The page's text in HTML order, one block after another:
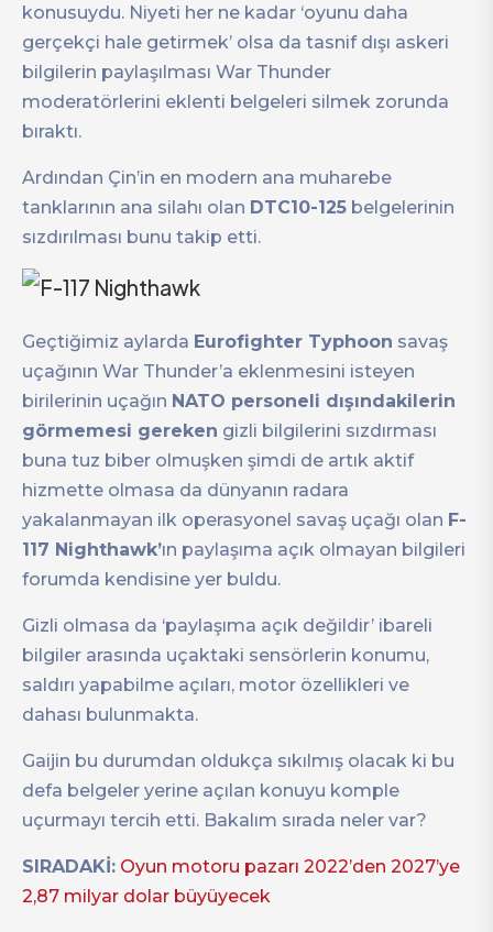
konusuydu. Niyeti her ne kadar ‘oyunu daha
gerçekçi hale getirmek’ olsa da tasnif dışı askeri
bilgilerin paylaşılması War Thunder
moderatörlerini eklenti belgeleri silmek zorunda
bıraktı.
Ardından Çin’in en modern ana muharebe
tanklarının ana silahı olan DTC10-125 belgelerinin
sızdırılması bunu takip etti.
Geçtiğimiz aylarda Eurofighter Typhoon savaş
uçağının War Thunder’a eklenmesini isteyen
birilerinin uçağın NATO personeli dışındakilerin
görmemesi gereken gizli bilgilerini sızdırması
buna tuz biber olmuşken şimdi de artık aktif
hizmette olmasa da dünyanın radara
yakalanmayan ilk operasyonel savaş uçağı olan F-
117 Nighthawk’ın paylaşıma açık olmayan bilgileri
forumda kendisine yer buldu.
Gizli olmasa da ‘paylaşıma açık değildir’ ibareli
bilgiler arasında uçaktaki sensörlerin konumu,
saldırı yapabilme açıları, motor özellikleri ve
dahası bulunmakta.
Gaijin bu durumdan oldukça sıkılmış olacak ki bu
defa belgeler yerine açılan konuyu komple
uçurmayı tercih etti. Bakalım sırada neler var?
SIRADAKİ: Oyun motoru pazarı 2022’den 2027’ye
2,87 milyar dolar büyüyecek